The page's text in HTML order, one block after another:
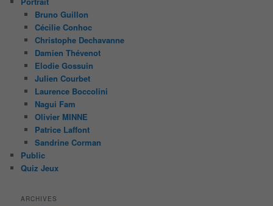
Bruno Guillon
Cécilie Conhoc
Christophe Dechavanne
Damien Thévenot
Elodie Gossuin
Julien Courbet
Laurence Boccolini
Nagui Fam
Olivier MINNE
Patrice Laffont
Sandrine Corman
Public
Quiz Jeux
ARCHIVES